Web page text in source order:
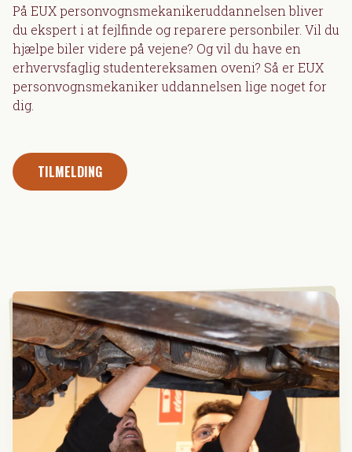
På EUX personvognsmekanikeruddannelsen bliver
du ekspert i at fejlfinde og reparere personbiler. Vil du
hjælpe biler videre på vejene? Og vil du have en
erhvervsfaglig studentereksamen oveni? Så er EUX
personvognsmekaniker uddannelsen lige noget for
dig.
TILMELDING